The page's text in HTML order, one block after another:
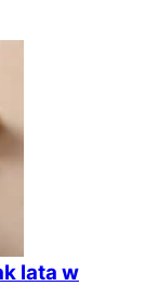
lata w